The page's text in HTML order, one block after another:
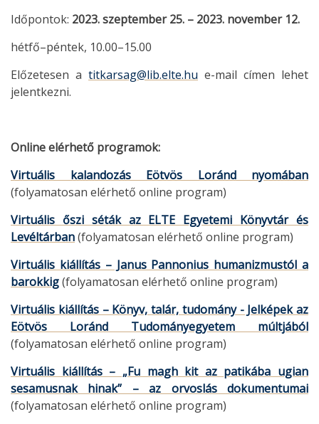
Időpontok: 2023. szeptember 25. – 2023. november 12.
hétfő–péntek, 10.00–15.00
Előzetesen a titkarsag@lib.elte.hu e-mail címen lehet
jelentkezni.
Online elérhető programok:
Virtuális kalandozás Eötvös Loránd nyomában
(folyamatosan elérhető online program)
Virtuális őszi séták az ELTE Egyetemi Könyvtár és
Levéltárban(folyamatosan elérhető online program)
Virtuális kiállítás – Janus Pannonius humanizmustól a
barokkig(folyamatosan elérhető online program)
Virtuális kiállítás – Könyv, talár, tudomány - Jelképek az
Eötvös Loránd Tudományegyetem múltjából
(folyamatosan elérhető online program)
Virtuális kiállítás – „Fu magh kit az patikába ugian
sesamusnak hinak” – az orvoslás dokumentumai
(folyamatosan elérhető online program)